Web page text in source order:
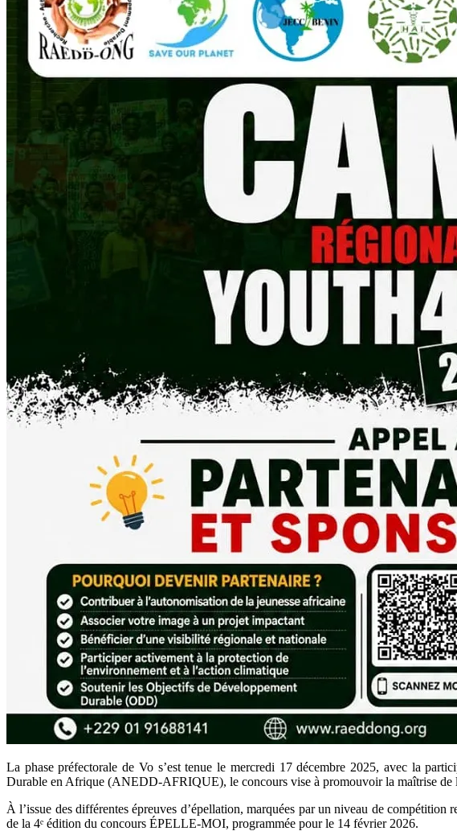
La phase préfectorale de Vo s’est tenue le mercredi 17 décembre 2025, avec la
Durable en Afrique (ANEDD-AFRIQUE), le concours vise à promouvoir la maîtrise de
À l’issue des différentes épreuves d’épellation, marquées par un niveau de
de la 4ᵉ édition du concours ÉPELLE-MOI, programmée pour le 14 février 2026.